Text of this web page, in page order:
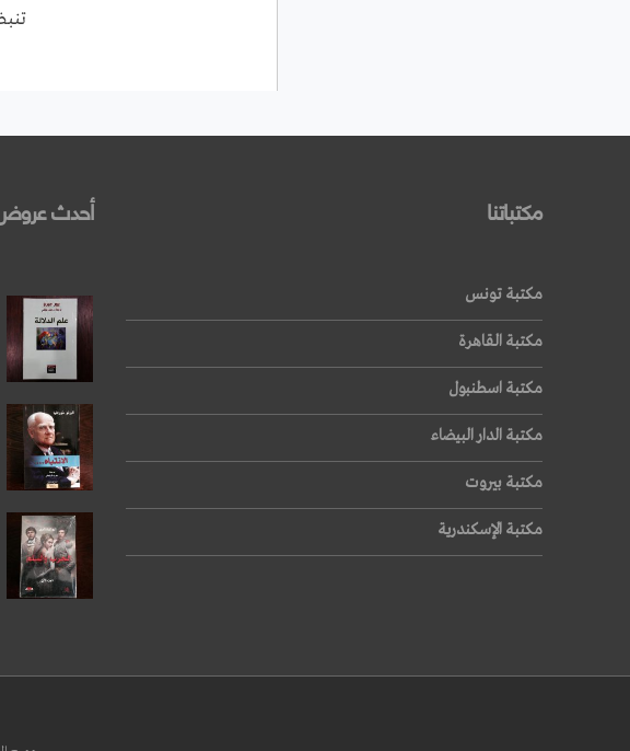
أحدث مكتباتنا
مكتبة تونس
مكتبة القاهرة
مكتبة اسطنبول
مكتبة الدار البيضاء
مكتبة بيروت
مكتبة الإسكندرية